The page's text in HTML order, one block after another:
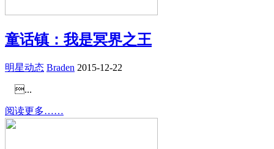
童话镇：我是冥界之王
明星动态 Braden 2015-12-22
...
阅读更多……